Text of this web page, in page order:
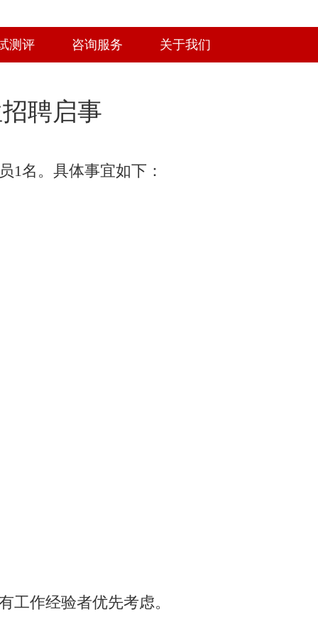
测评 咨询服务 关于我们
聘启事
1名。具体事宜如下：
工作经验者优先考虑。